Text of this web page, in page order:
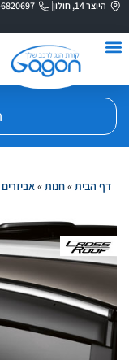
היוצר 14, חולון
דף הבית»חנות»